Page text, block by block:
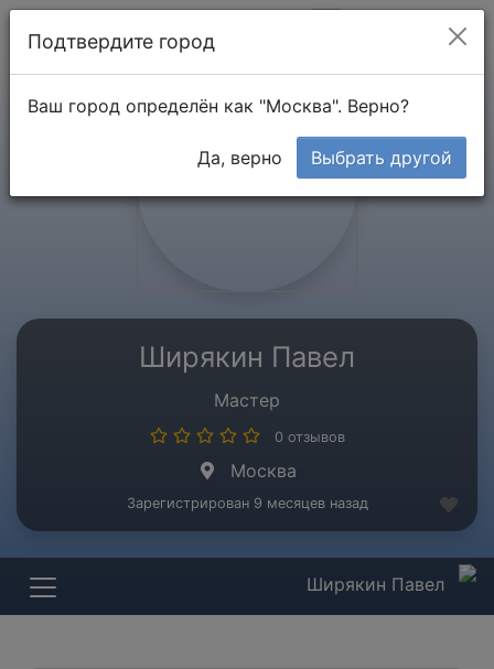
Ширякин Павел
Мастер
0 отзывов
Москва
Зарегистрирован 9 месяцев назад
Ширякин Павел
Подтвердите город
Ваш город определён как "Москва". Верно?
Да, верно Выбрать другой